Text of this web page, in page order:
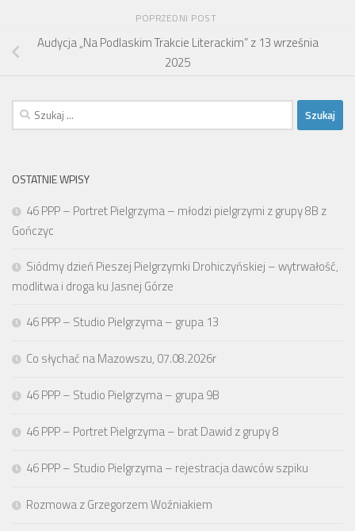
POPRZEDNI POST
Audycja „Na Podlaskim Trakcie Literackim” z 13 września
2025
Szukaj:
OSTATNIE WPISY
46 PPP – Portret Pielgrzyma – młodzi pielgrzymi z grupy 8B z
Gończyc
Siódmy dzień Pieszej Pielgrzymki Drohiczyńskiej – wytrwałość,
modlitwa i droga ku Jasnej Górze
46 PPP – Studio Pielgrzyma – grupa 13
Co słychać na Mazowszu, 07.08.2026r
46 PPP – Studio Pielgrzyma – grupa 9B
46 PPP – Portret Pielgrzyma – brat Dawid z grupy 8
46 PPP – Studio Pielgrzyma – rejestracja dawców szpiku
Rozmowa z Grzegorzem Woźniakiem